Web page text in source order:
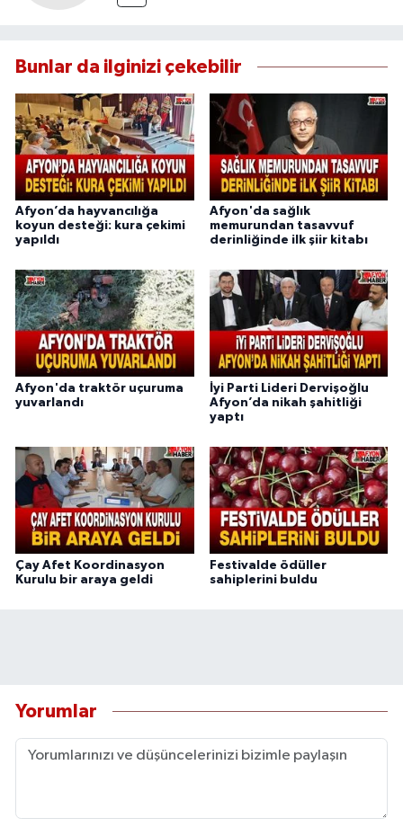
Bunlar da ilginizi çekebilir
Afyon’da hayvancılığa
koyun desteği: kura çekimi
yapıldı
Afyon'da sağlık
memurundan tasavvuf
derinliğinde ilk şiir kitabı
Afyon'da traktör uçuruma
yuvarlandı
İyi Parti Lideri Dervişoğlu
Afyon’da nikah şahitliği
yaptı
Çay Afet Koordinasyon
Kurulu bir araya geldi
Festivalde ödüller
sahiplerini buldu
Yorumlar